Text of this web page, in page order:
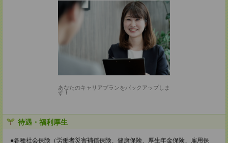
あなたのキャリアプランをバックアップしま
す！
待遇・福利厚生
●各種社会保険（労働者災害補償保険、健康保険、厚生年金保険、雇用保